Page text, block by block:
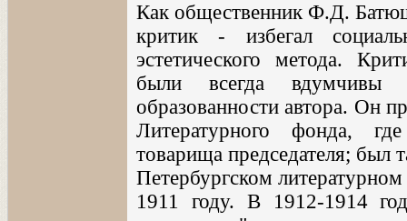
Как общественник Ф.Д.
критик - избегал
эстетического метода.
были всегда вдумчивы
образованности автора. Он
Литературного фонда,
товарища председателя; был
Петербургском
1911 году. В 1912-1914